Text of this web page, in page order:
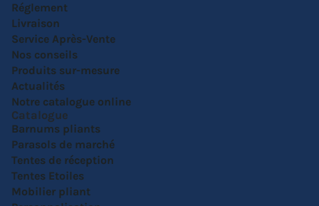
Réglement
Livraison
Service Après-Vente
Nos conseils
Produits sur-mesure
Actualités
Notre catalogue online
Catalogue
Barnums pliants
Parasols de marché
Tentes de réception
Tentes Etoiles
Mobilier pliant